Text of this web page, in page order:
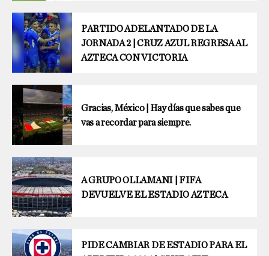
PARTIDO ADELANTADO DE LA
JORNADA 2 | CRUZ AZUL REGRESA AL
AZTECA CON VICTORIA
Gracias, México | Hay días que sabes que
vas a recordar para siempre.
A GRUPO OLLAMANI | FIFA
DEVUELVE EL ESTADIO AZTECA
PIDE CAMBIAR DE ESTADIO PARA EL